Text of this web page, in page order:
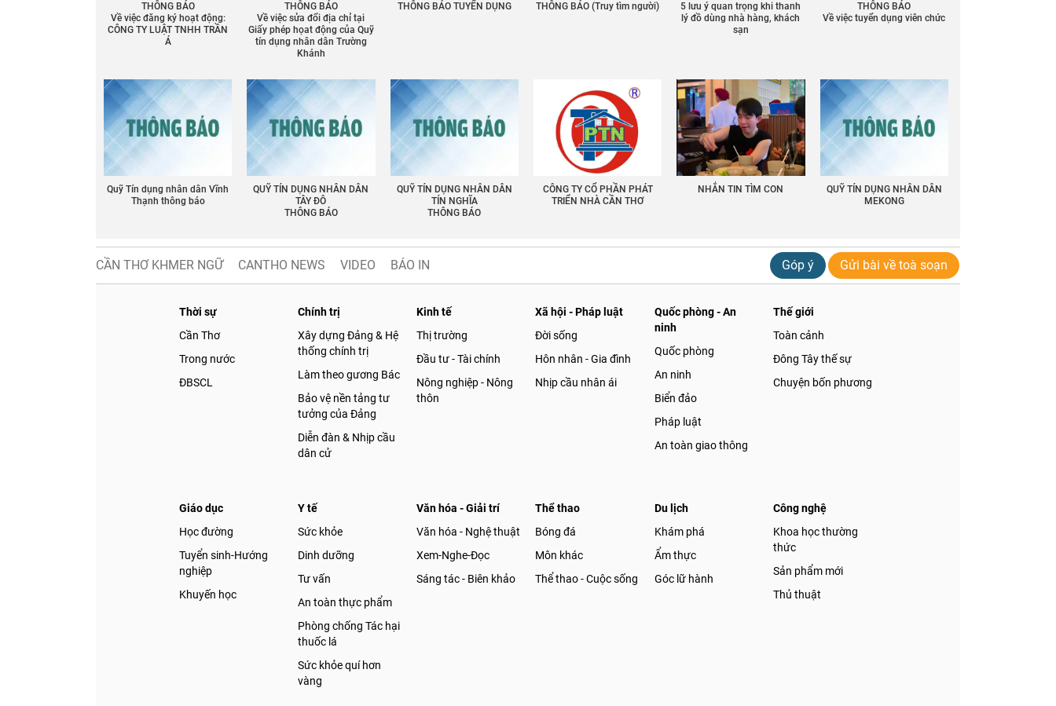
THÔNG BÁO
Về việc đăng ký hoạt động:
CÔNG TY LUẬT TNHH TRẦN
Á
THÔNG BÁO
Về việc sửa đổi địa chỉ tại
Giấy phép họat động của Quỹ
tín dụng nhân dân Trường
Khánh
THÔNG BÁO TUYỂN DỤNG THÔNG BÁO (Truy tìm người)
5 lưu ý quan trọng khi thanh
lý đồ dùng nhà hàng, khách
sạn
THÔNG BÁO
Về việc tuyển dụng viên chức
Quỹ Tín dụng nhân dân Vĩnh
Thạnh thông báo
QUỸ TÍN DỤNG NHÂN DÂN
TÂY ĐÔ
THÔNG BÁO
QUỸ TÍN DỤNG NHÂN DÂN
TÍN NGHĨA
THÔNG BÁO
CÔNG TY CỔ PHẦN PHÁT
TRIỂN NHÀ CẦN THƠ
NHẮN TIN TÌM CON
QUỸ TÍN DỤNG NHÂN DÂN
MEKONG
CẦN THƠ KHMER NGỮ CANTHO NEWS VIDEO BÁO IN Góp ý Gửi bài về toà soạn
Thời sự
Cần Thơ
Trong nước
ĐBSCL
Chính trị
Xây dựng Đảng & Hệ
thống chính trị
Làm theo gương Bác
Bảo vệ nền tảng tư
tưởng của Đảng
Diễn đàn & Nhịp cầu
dân cử
Kinh tế
Thị trường
Đầu tư - Tài chính
Nông nghiệp - Nông
thôn
Xã hội - Pháp luật
Đời sống
Hôn nhân - Gia đình
Nhịp cầu nhân ái
Quốc phòng - An
ninh
Quốc phòng
An ninh
Biển đảo
Pháp luật
An toàn giao thông
Thế giới
Toàn cảnh
Đông Tây thế sự
Chuyện bốn phương
Giáo dục
Học đường
Tuyển sinh-Hướng
nghiệp
Khuyến học
Y tế
Sức khỏe
Dinh dưỡng
Tư vấn
An toàn thực phẩm
Phòng chống Tác hại
thuốc lá
Sức khỏe quí hơn
vàng
Văn hóa - Giải trí
Văn hóa - Nghệ thuật
Xem-Nghe-Đọc
Sáng tác - Biên khảo
Thể thao
Bóng đá
Môn khác
Thể thao - Cuộc sống
Du lịch
Khám phá
Ẩm thực
Góc lữ hành
Công nghệ
Khoa học thường
thức
Sản phẩm mới
Thủ thuật